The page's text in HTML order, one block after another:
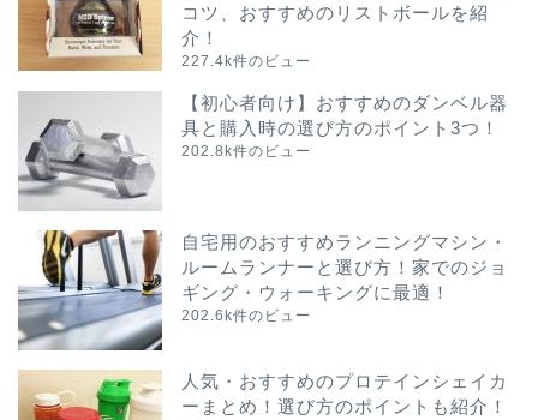
コツ、おすすめのリストボールを紹
介！
227.4k件のビュー
【初心者向け】おすすめのダンベル器
具と購入時の選び方のポイント3つ！
202.8k件のビュー
自宅用のおすすめランニングマシン・
ルームランナーと選び方！家でのジョ
ギング・ウォーキングに最適！
202.6k件のビュー
人気・おすすめのプロテインシェイカ
ーまとめ！選び方のポイントも紹介！